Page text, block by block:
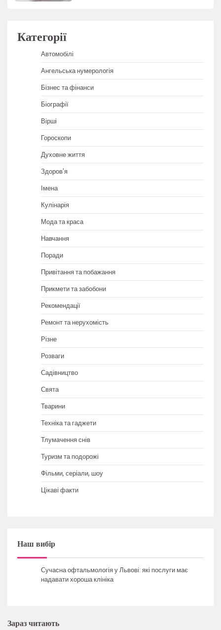
Категорії
Автомобілі
Ангельська нумерологія
Бізнес та фінанси
Біографії
Вірші
Гороскопи
Духовне життя
Здоров'я
Імена
Кулінарія
Мода та краса
Навчання
Поради
Привітання та побажання
Прикмети та забобони
Рекомендації
Ремонт та нерухомість
Різне
Розваги
Садівництво
Свята
Тварини
Техніка та гаджети
Тлумачення снів
Туризм та подорожі
Фільми, серіали, шоу
Цікаві факти
Наш вибір
Сучасна офтальмологія у Львові: які послуги має
надавати хороша клініка
Зараз читають